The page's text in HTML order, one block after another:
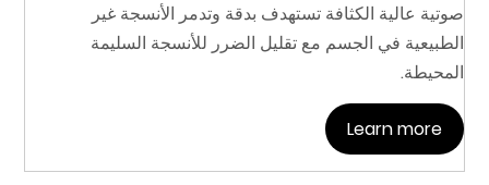
صوتية عالية الكثافة تستهدف بدقة وتدمر الأنسجة غير
الطبيعية في الجسم مع تقليل الضرر للأنسجة السليمة
المحيطة.
Learn more